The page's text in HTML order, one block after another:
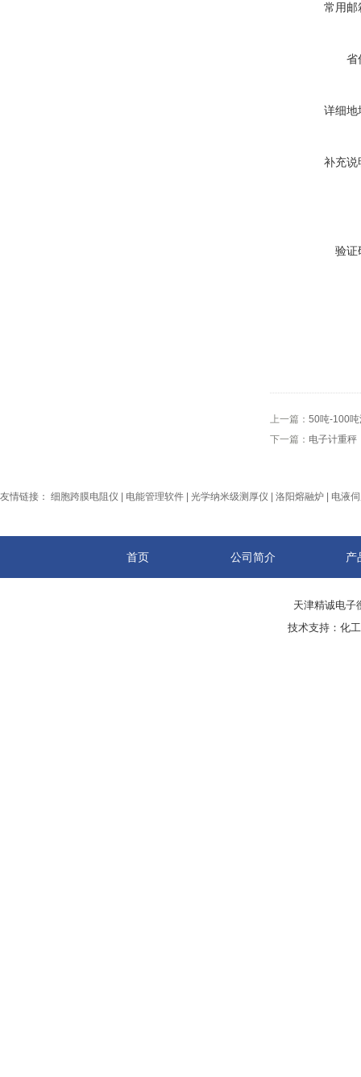
常用邮
省
详细地
补充说
验证
上一篇： 50吨-100
下一篇： 电子计重秤
友情链接： 细胞跨膜电阻仪 电能管理软件 光学纳米级测厚仪 洛阳熔融炉 电液
首页 公司简介 产
天津精诚电
技术支持： 化